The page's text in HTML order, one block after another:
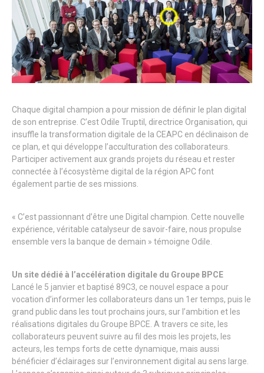
Chaque digital champion a pour mission de définir le plan digital
de son entreprise. C’est Odile Truptil, directrice Organisation, qui
insuffle la transformation digitale de la CEAPC en déclinaison de
ce plan, et qui développe l’acculturation des collaborateurs.
Participer activement aux grands projets du réseau et rester
connectée à l’écosystème digital de la région APC font
également partie de ses missions.
« C’est passionnant d’être une Digital champion. Cette nouvelle
expérience, véritable catalyseur de savoir-faire, nous propulse
ensemble vers la banque de demain » témoigne Odile.
Un site dédié à l’accélération digitale du Groupe BPCE
Lancé le 5 janvier et baptisé 89C3, ce nouvel espace a pour
vocation d’informer les collaborateurs dans un 1er temps, puis le
grand public dans les tout prochains jours, sur l’ambition et les
réalisations digitales du Groupe BPCE. A travers ce site, les
collaborateurs peuvent suivre au fil des mois les projets, les
acteurs, les temps forts de cette dynamique, mais aussi
bénéficier d’éclairages sur l’environnement digital au sens large.